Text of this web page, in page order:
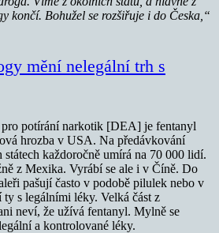
končí. Bohužel se rozšiřuje i do Česka,“
mění nelegální trh s
potírání narkotik [DEA] je fentanyl
hrozba v USA. Na předávkování
každoročně umírá na 70 000 lidí.
z Mexika. Vyrábí se ale i v Číně. Do
pašují často v podobě pilulek nebo v
s legálními léky. Velká část z
neví, že užívá fentanyl. Mylně se
a kontrolované léky.